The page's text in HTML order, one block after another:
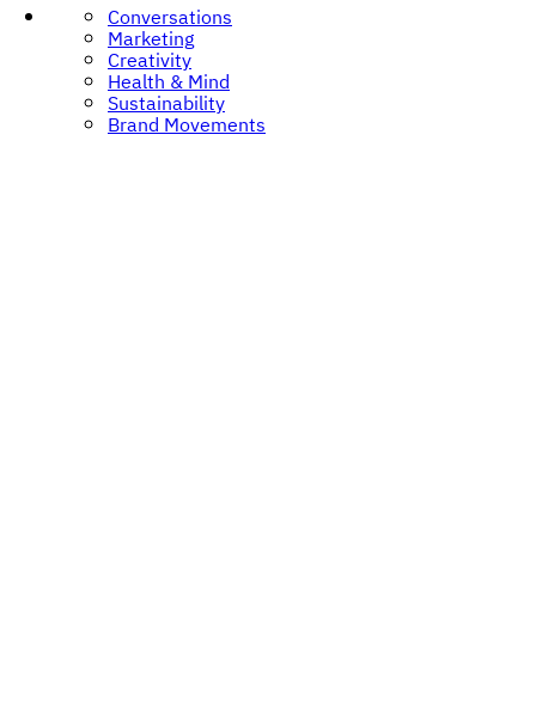
Conversations
Marketing
Creativity
Health & Mind
Sustainability
Brand Movements